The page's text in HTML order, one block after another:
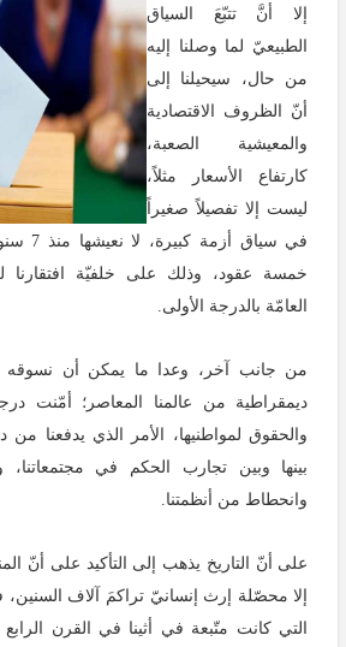
إلا أنَّ تتبّعَ السياق
الطبيعيّ لما وصلنا إليه
من حال، سيحيلنا إلى
أنّ الظروف الاقتصادية
والمعيشية الصعبة،
كارتفاع الأسعار مثلاً،
ليست إلا تفصيلاً صغيراً
في
خمسة عقود، وذلك على خلفيّة افتقارنا
العامّة بالدرجة الأولى.
من جانب آخر، وعدا ما يمكن أن
ديمقراطية من عالمنا المعاصر؛ أمّنت
والحقوق لمواطنيها، الأمر الذي يدفعنا
بينها وبين تجارب الحكم في مجتمعاتنا،
وانحطاط من أنظمتنا.
على أنّ التاريخ يذهب إلى التأكيد على أنّ
إلا محصّلة إرث إنسانيّ تراكمَ آلاف السنين،
التي كانت متّبعة في أثينا في القرن